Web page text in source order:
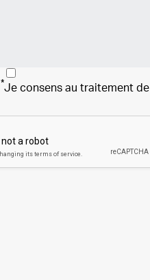
*Je consens au traitement de